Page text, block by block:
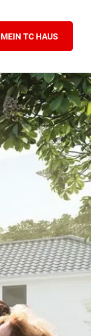
MEIN TC HAUS